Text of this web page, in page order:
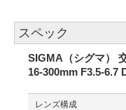
スペック
SIGMA（シグマ）
16-300mm F3.5-6.7
レンズ構成